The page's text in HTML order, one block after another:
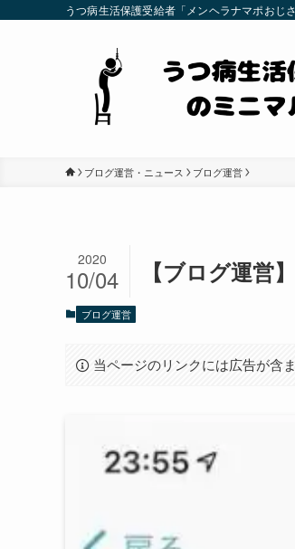
うつ病生活保護受給者「メンヘラナマポおじ
ブログ運営・ニュース ブログ運営
【ブログ運営
2020
10/04
ブログ運営
当ページのリンクには広告が含